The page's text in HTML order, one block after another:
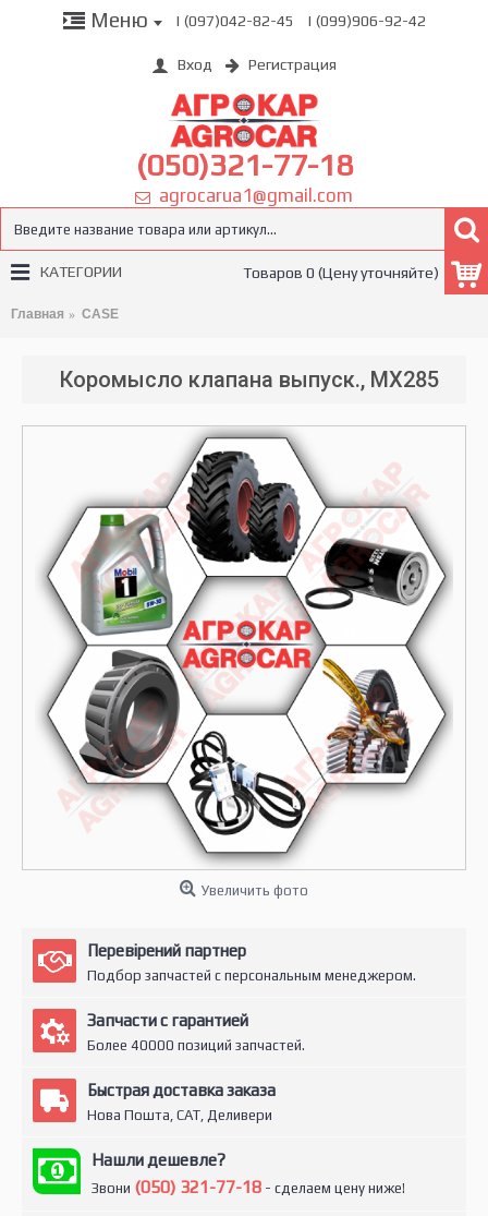
Меню | (097)042-82-45 | (099)906-92-42
Вход Регистрация
(050)321-77-18
agrocarua1@gmail.com
Товаров 0 (Цену уточняйте)
КАТЕГОРИИ
Главная CASE
Коромысло клапана выпуск., MX285
Увеличить фото
Перевірений партнер
Подбор запчастей с персональным менеджером.
Запчасти с гарантией
Более 40000 позиций запчастей.
Быстрая доставка заказа
Нова Пошта, САТ, Деливери
Нашли дешевле?
Звони (050) 321-77-18 - сделаем цену ниже!